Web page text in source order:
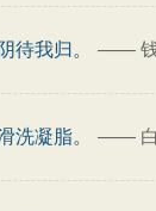
待我归。 ——
洗凝脂。 ——